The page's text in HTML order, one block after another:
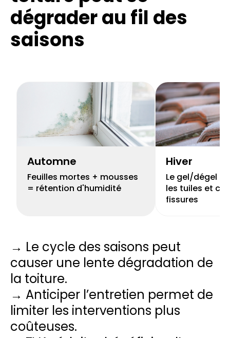
dégrader au fil des
saisons
Automne
Feuilles mortes + mousses
= rétention d'humidité
Hiver
Le gel/dégel
les tuiles et
fissures
→ Le cycle des saisons peut
causer une lente dégradation de
la toiture.
→ Anticiper l’entretien permet de
limiter les interventions plus
coûteuses.